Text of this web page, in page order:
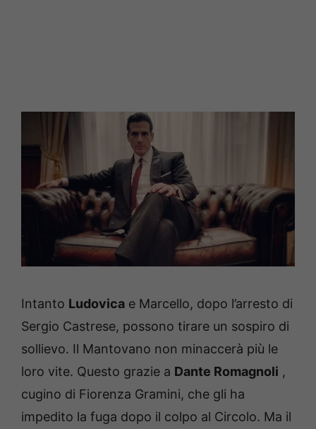
Intanto Ludovica e Marcello, dopo l’arresto di
Sergio Castrese, possono tirare un sospiro di
sollievo. Il Mantovano non minaccerà più le
loro vite. Questo grazie a Dante Romagnoli ,
cugino di Fiorenza Gramini, che gli ha
impedito la fuga dopo il colpo al Circolo. Ma il